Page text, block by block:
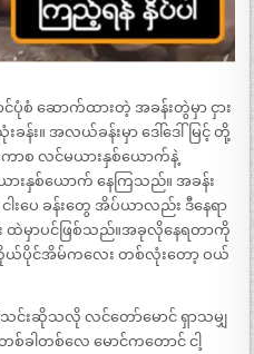
ပုံစံ ဆောက်ထားတဲ့ အခန်းတွဲမှာ ငှား
ခန်း။ အလယ်ခန်းမှာ ဒေါ်ဒေါ်မြင့် တို့
ာစ လင်မယားနှစ်ယောက်နဲ့
းနှစ်ယောက် နေကြသည်။ အခန်း
ပေ ခန်းတွေ အိပ်ယာလည်း ဒီနေရာ
ထဲမှာပင်ဖြစ်သည်။အခုလိုနေရတာကို
ယ်ပိုင်အိမ်ကလေး တစ်လုံးတော့ ဝယ်
င်းဆိုသလို လင်တော်မောင် ရှာသမျှ
ခါတစ်လေ မောင်ကတောင် ငါ့